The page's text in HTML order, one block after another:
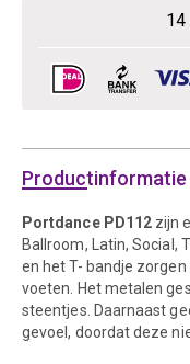
14
Productinformatie
Portdance PD112 zijn
Ballroom, Latin, Social,
en het T- bandje
voeten. Het metalen
steentjes. Daarnaast
gevoel, doordat deze